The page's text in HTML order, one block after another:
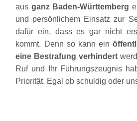
aus ganz Baden-Württemberg
und persönlichem Einsatz zur
dafür ein, dass es gar nicht
kommt. Denn so kann ein
eine Bestrafung verhindert
Ruf und Ihr Führungszeugnis
Priorität. Egal ob schuldig oder